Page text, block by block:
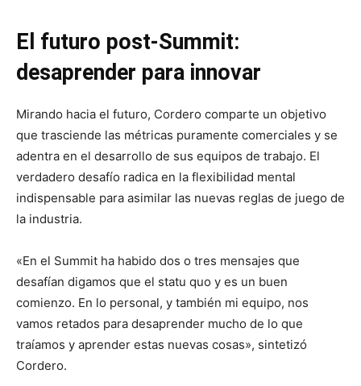
El futuro post-Summit:
desaprender para innovar
Mirando hacia el futuro, Cordero comparte un objetivo
que trasciende las métricas puramente comerciales y se
adentra en el desarrollo de sus equipos de trabajo. El
verdadero desafío radica en la flexibilidad mental
indispensable para asimilar las nuevas reglas de juego de
la industria.
«En el Summit ha habido dos o tres mensajes que
desafían digamos que el statu quo y es un buen
comienzo. En lo personal, y también mi equipo, nos
vamos retados para desaprender mucho de lo que
traíamos y aprender estas nuevas cosas», sintetizó
Cordero.